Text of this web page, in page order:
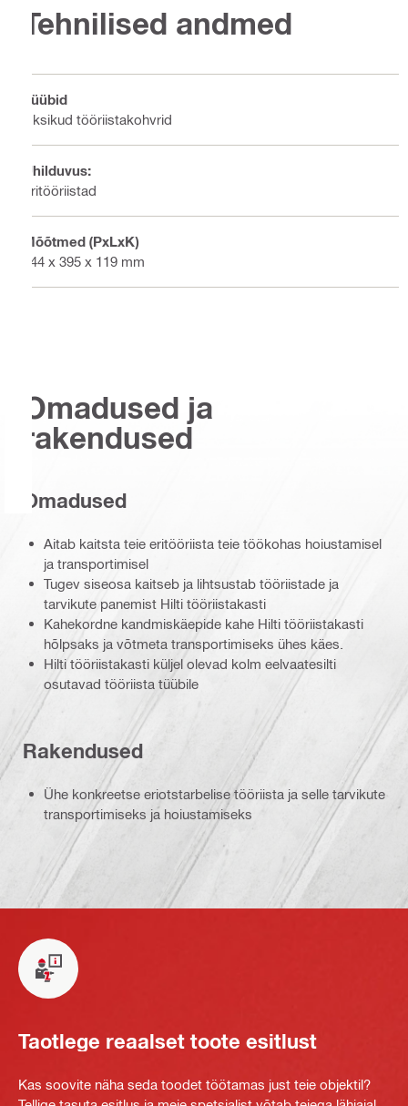
Tehnilised andmed
Tüübid
Üksikud tööriistakohvrid
Ühilduvus:
Eritööriistad
Mõõtmed (PxLxK)
444 x 395 x 119 mm
Omadused ja
rakendused
Omadused
Aitab kaitsta teie eritööriista teie töökohas hoiustamisel
ja transportimisel
Tugev siseosa kaitseb ja lihtsustab tööriistade ja
tarvikute panemist Hilti tööriistakasti
Kahekordne kandmiskäepide kahe Hilti tööriistakasti
hõlpsaks ja võtmeta transportimiseks ühes käes.
Hilti tööriistakasti küljel olevad kolm eelvaatesilti
osutavad tööriista tüübile
Rakendused
Ühe konkreetse eriotstarbelise tööriista ja selle tarvikute
transportimiseks ja hoiustamiseks
Taotlege reaalset toote esitlust
Kas soovite näha seda toodet töötamas just teie objektil?